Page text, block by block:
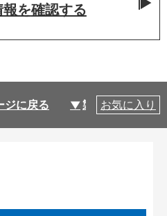
を確認する
ジに戻る 製品仕様
お気に入り